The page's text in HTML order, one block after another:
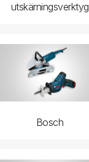
utskärningsverktyg
Bosch